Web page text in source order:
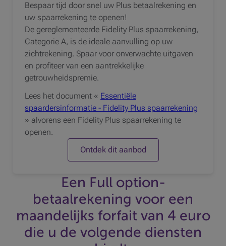
Bespaar tijd door snel uw Plus betaalrekening en
uw spaarrekening te openen!
De gereglementeerde Fidelity Plus spaarrekening,
Categorie A, is de ideale aanvulling op uw
zichtrekening. Spaar voor onverwachte uitgaven
en profiteer van een aantrekkelijke
getrouwheidspremie.
Lees het document « Essentiële
spaardersinformatie - Fidelity Plus spaarrekening
» alvorens een Fidelity Plus spaarrekening te
openen.
Ontdek dit aanbod
Een Full option-
betaalrekening voor een
maandelijks forfait van 4 euro
die u de volgende diensten